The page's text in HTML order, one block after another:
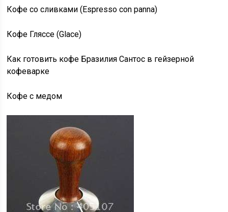
Кофе со сливками (Espresso con panna)
Кофе Гляссе (Glace)
Как готовить кофе Бразилия Сантос в гейзерной
кофеварке
Кофе с медом